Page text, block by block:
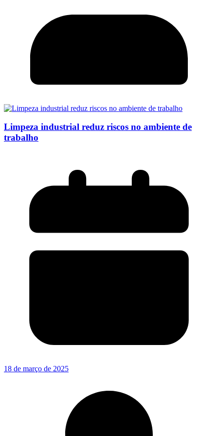
Limpeza industrial reduz riscos no ambiente de
trabalho
18 de março de 2025